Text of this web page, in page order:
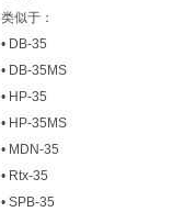
类似于：
• DB-35
• DB-35MS
• HP-35
• HP-35MS
• MDN-35
• Rtx-35
• SPB-35